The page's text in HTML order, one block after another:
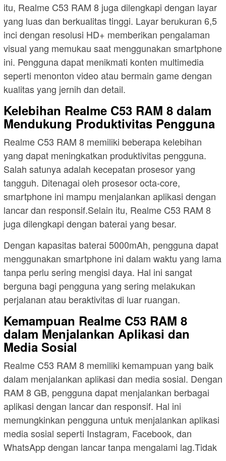
itu, Realme C53 RAM 8 juga dilengkapi dengan layar
yang luas dan berkualitas tinggi. Layar berukuran 6,5
inci dengan resolusi HD+ memberikan pengalaman
visual yang memukau saat menggunakan smartphone
ini. Pengguna dapat menikmati konten multimedia
seperti menonton video atau bermain game dengan
kualitas yang jernih dan detail.
Kelebihan Realme C53 RAM 8 dalam
Mendukung Produktivitas Pengguna
Realme C53 RAM 8 memiliki beberapa kelebihan
yang dapat meningkatkan produktivitas pengguna.
Salah satunya adalah kecepatan prosesor yang
tangguh. Ditenagai oleh prosesor octa-core,
smartphone ini mampu menjalankan aplikasi dengan
lancar dan responsif.Selain itu, Realme C53 RAM 8
juga dilengkapi dengan baterai yang besar.
Dengan kapasitas baterai 5000mAh, pengguna dapat
menggunakan smartphone ini dalam waktu yang lama
tanpa perlu sering mengisi daya. Hal ini sangat
berguna bagi pengguna yang sering melakukan
perjalanan atau beraktivitas di luar ruangan.
Kemampuan Realme C53 RAM 8
dalam Menjalankan Aplikasi dan
Media Sosial
Realme C53 RAM 8 memiliki kemampuan yang baik
dalam menjalankan aplikasi dan media sosial. Dengan
RAM 8 GB, pengguna dapat menjalankan berbagai
aplikasi dengan lancar dan responsif. Hal ini
memungkinkan pengguna untuk menjalankan aplikasi
media sosial seperti Instagram, Facebook, dan
WhatsApp dengan lancar tanpa mengalami lag.Tidak